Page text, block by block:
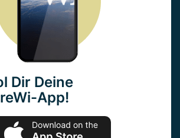
Dir Deine
App!